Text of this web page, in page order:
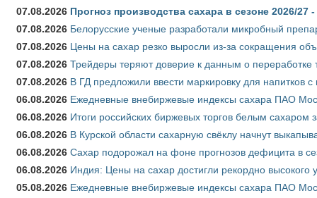
07.08.2026 Прогноз производства сахара в сезоне 2026/
07.08.2026 Белорусские ученые разработали микробный
07.08.2026 Цены на сахар резко выросли из-за сокращения
07.08.2026 Трейдеры теряют доверие к данным о переработке
07.08.2026 В ГД предложили ввести маркировку для напитков
06.08.2026 Ежедневные внебиржевые индексы сахара ПАО
06.08.2026 Итоги российских биржевых торгов белым сахаром
06.08.2026 В Курской области сахарную свёклу начнут
06.08.2026 Сахар подорожал на фоне прогнозов дефицита в
06.08.2026 Индия: Цены на сахар достигли рекордно высокого
05.08.2026 Ежедневные внебиржевые индексы сахара ПАО